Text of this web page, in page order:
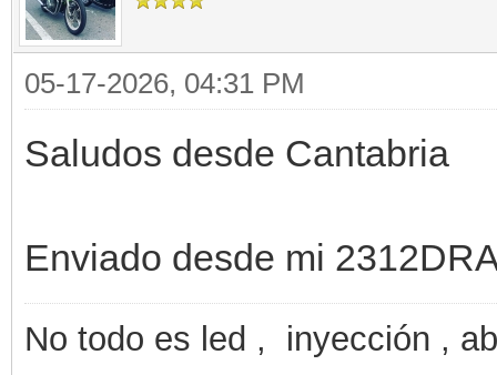
05-17-2026, 04:31 PM
Saludos desde Cantabria
Enviado desde mi
No todo es led , inyección ,